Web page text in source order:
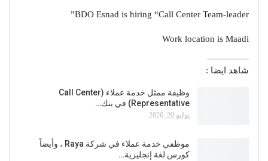
BDO Esnad is hiring “Call Center Team-leader”
Work location is Maadi
شاهد ايضا :
وظيفة ممثل خدمة عملاء (Call Center
Representative) في بنك…
يوليو 20, 2026
موظفي خدمة عملاء في شركة Raya ، وأيضاً
كورس لغة إنجليزية…